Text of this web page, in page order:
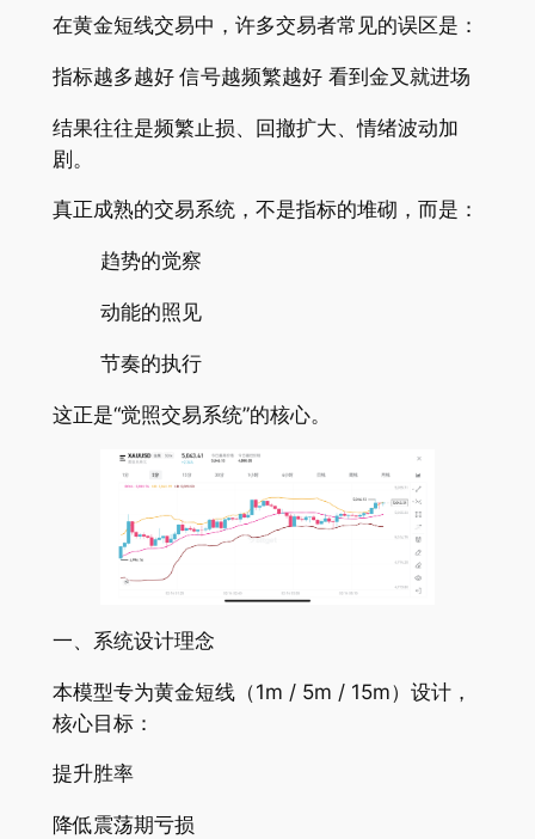
在黄金短线交易中，许多交易者常见的误区是：
指标越多越好 信号越频繁越好 看到金叉就进场
结果往往是频繁止损、回撤扩大、情绪波动加
剧。
真正成熟的交易系统，不是指标的堆砌，而是：
趋势的觉察
动能的照见
节奏的执行
这正是“觉照交易系统”的核心。
一、系统设计理念
本模型专为黄金短线（1m / 5m / 15m）设计，
核心目标：
提升胜率
降低震荡期亏损